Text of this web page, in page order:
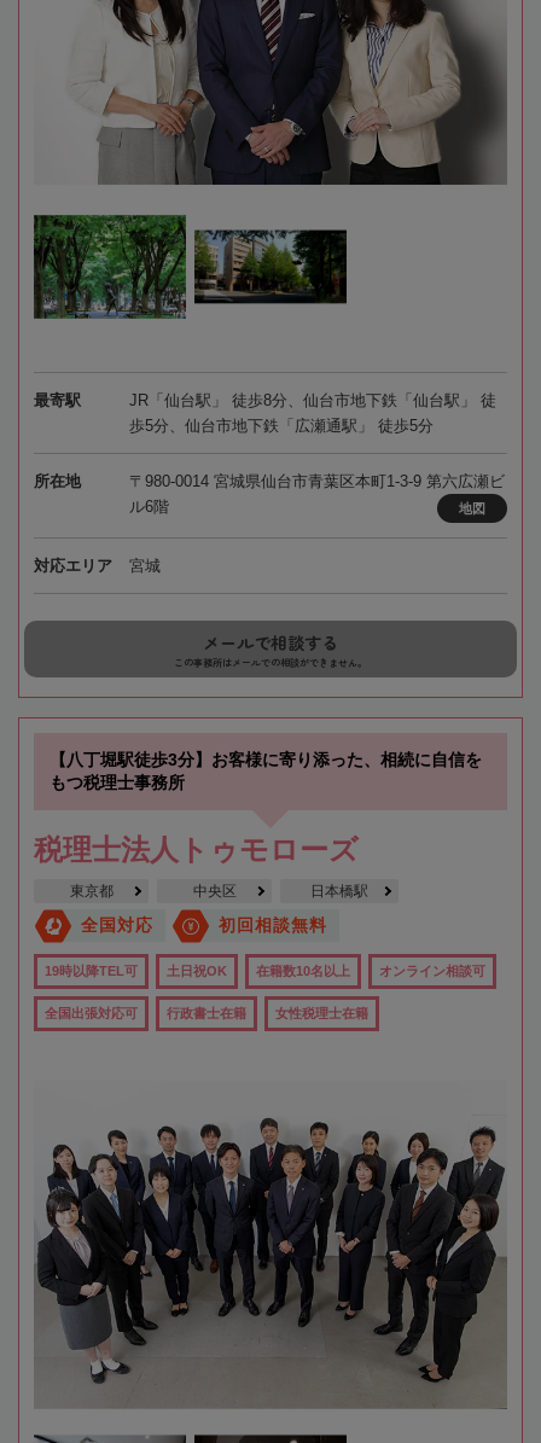
最寄駅
JR「仙台駅」 徒歩8分、仙台市地下鉄「仙台駅」 徒
歩5分、仙台市地下鉄「広瀬通駅」 徒歩5分
所在地
〒980-0014 宮城県仙台市青葉区本町1-3-9 第六広瀬ビ
ル6階
地図
対応エリア 宮城
メールで相談する
この事務所はメールでの相談ができません。
【八丁堀駅徒歩3分】お客様に寄り添った、相続に自信を
もつ税理士事務所
税理士法人トゥモローズ
東京都 中央区 日本橋駅
全国対応 初回相談無料
19時以降TEL可 土日祝OK 在籍数10名以上 オンライン相談可
全国出張対応可 行政書士在籍 女性税理士在籍